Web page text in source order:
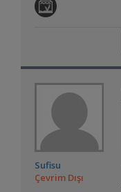
Sufisu
Çevrim Dışı